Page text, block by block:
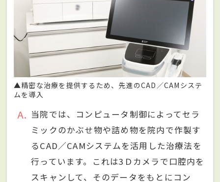
▲精密な治療を提供するため、先進のCAD／CAMシステ
ムを導入
A
当院では、コンピュータ制御によってセラ
ミックのかぶせ物や詰め物を院内で作製す
るCAD／CAMシステムを活用した治療法を
行っています。これは3Ｄカメラで口腔内を
スキャンして、そのデータをもとにコン